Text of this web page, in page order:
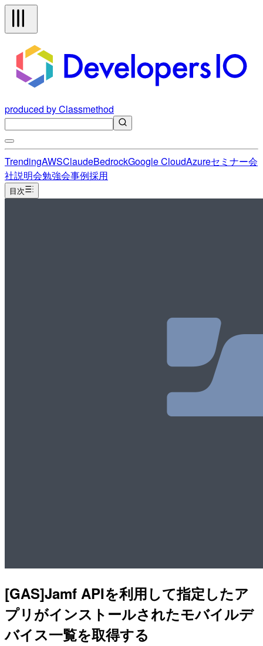
produced by Classmethod
TrendingAWSClaudeBedrockGoogle CloudAzureセミナー会
社説明会勉強会事例採用
目次
[GAS]Jamf APIを利用して指定したア
プリがインストールされたモバイルデ
バイス一覧を取得する